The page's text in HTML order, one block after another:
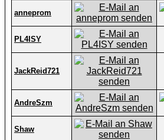
anneprom
PL4ISY
JackReid721
AndreSzm
Shaw